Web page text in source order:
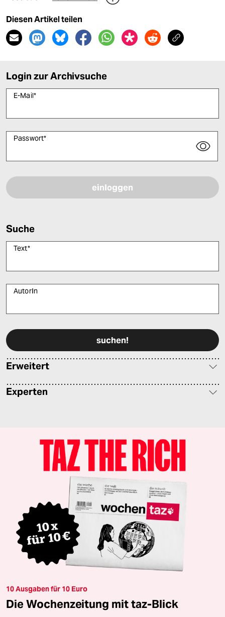
Diesen Artikel teilen
Login zur Archivsuche
E-Mail*
Passwort*
Suche
Text*
AutorIn
Erweitert
Experten
10 Ausgaben für 10 Euro
Die Wochenzeitung mit taz-Blick